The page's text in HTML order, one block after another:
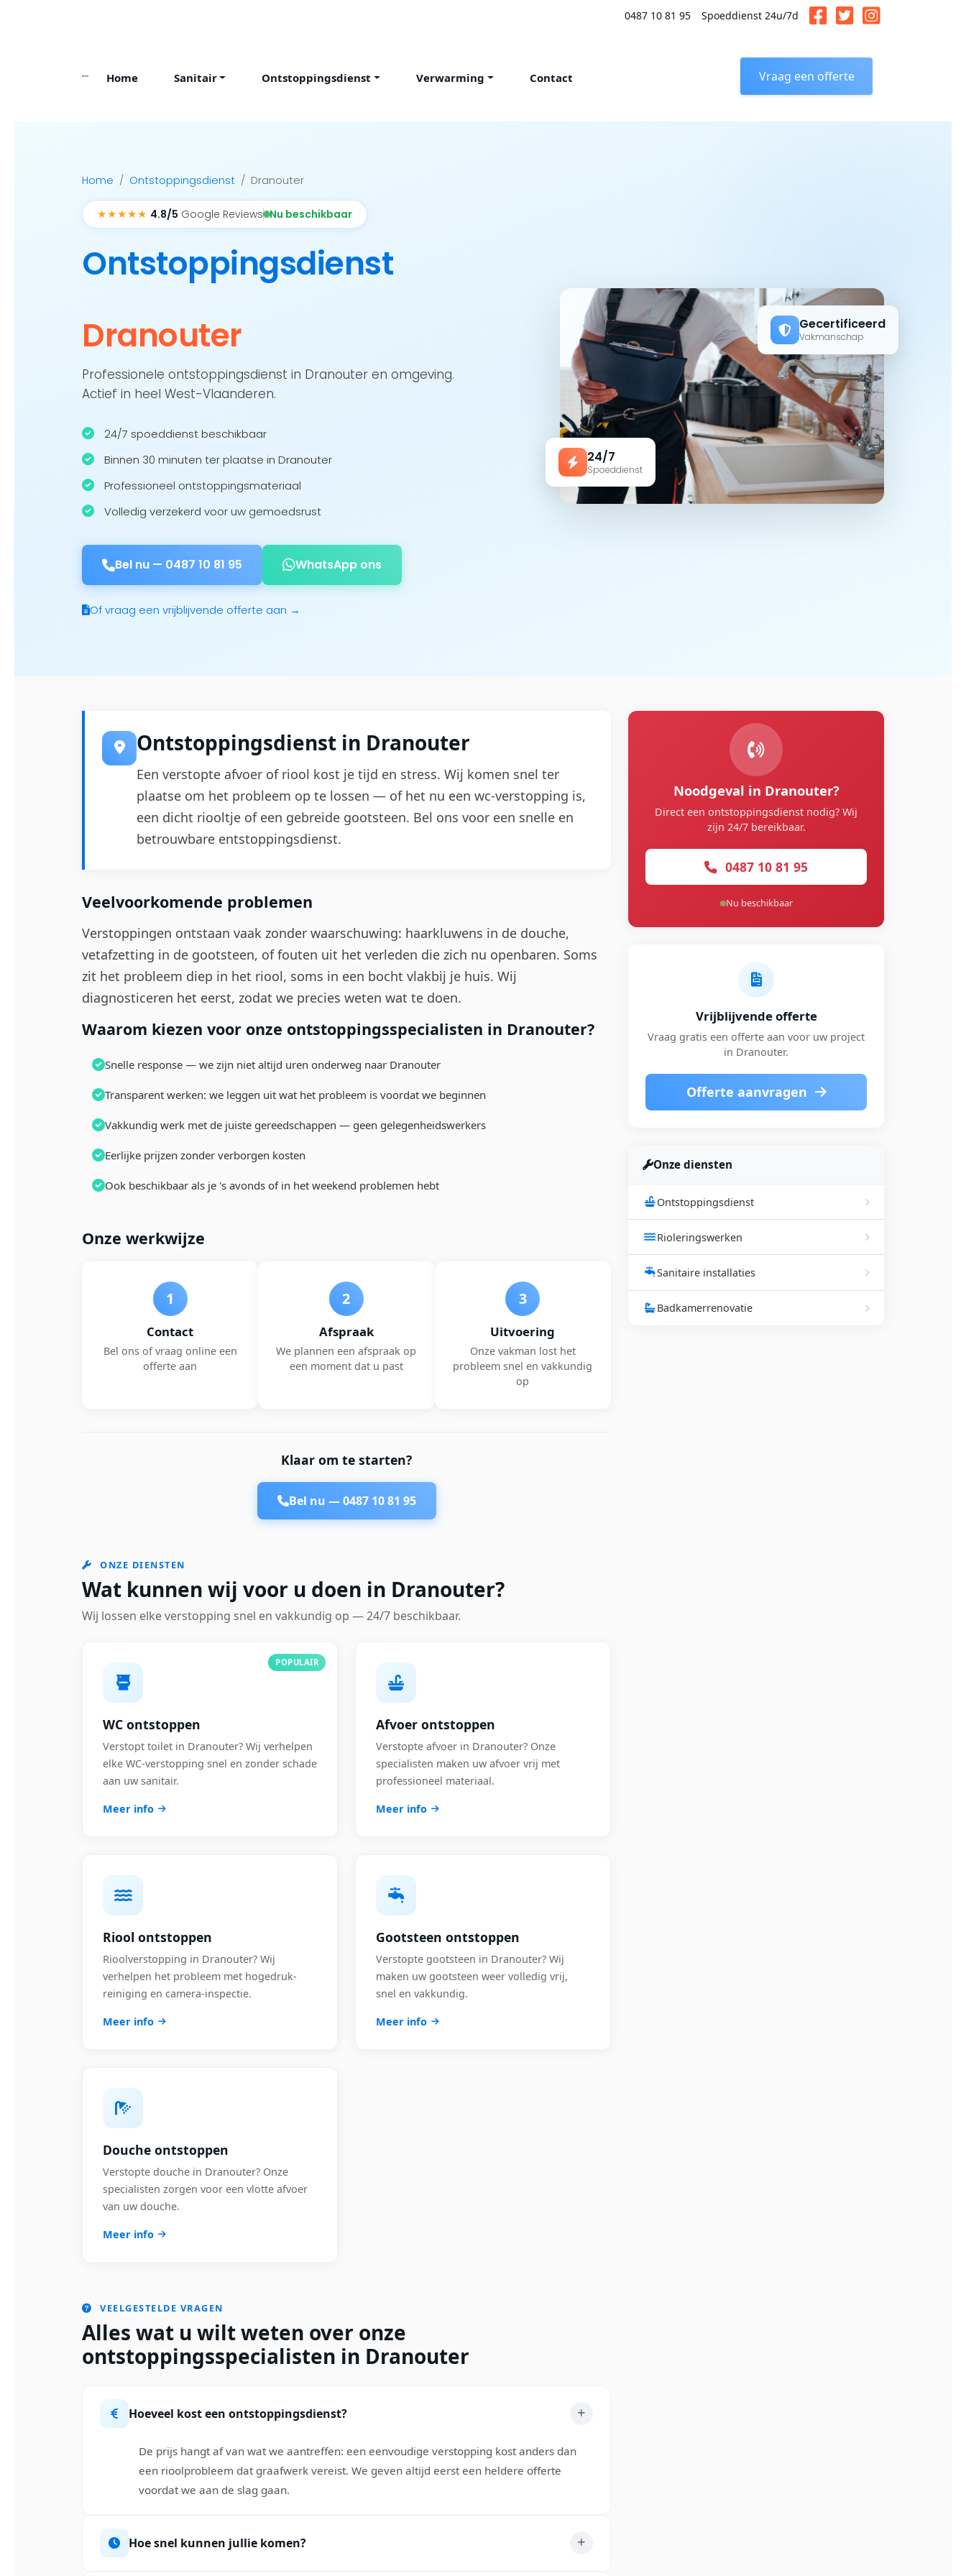
0487 10 81 95 Spoeddienst 24u/7d
Home Sanitair Ontstoppingsdienst Verwarming Contact Vraag een offerte
Home Ontstoppingsdienst Dranouter
★★★★★ 4.8/5 Google Reviews Nu beschikbaar
Ontstoppingsdienst
Dranouter
Professionele ontstoppingsdienst in Dranouter en omgeving.
Actief in heel West-Vlaanderen.
24/7 spoeddienst beschikbaar
Binnen 30 minuten ter plaatse in Dranouter
Professioneel ontstoppingsmateriaal
Volledig verzekerd voor uw gemoedsrust
Bel nu — 0487 10 81 95 WhatsApp ons
Of vraag een vrijblijvende offerte aan →
24/7
Spoeddienst
Gecertificeerd
Vakmanschap
Ontstoppingsdienst in Dranouter
Een verstopte afvoer of riool kost je tijd en stress. Wij komen snel ter
plaatse om het probleem op te lossen — of het nu een wc-verstopping is,
een dicht riooltje of een gebreide gootsteen. Bel ons voor een snelle en
betrouwbare entstoppingsdienst.
Veelvoorkomende problemen
Verstoppingen ontstaan vaak zonder waarschuwing: haarkluwens in de douche,
vetafzetting in de gootsteen, of fouten uit het verleden die zich nu openbaren. Soms
zit het probleem diep in het riool, soms in een bocht vlakbij je huis. Wij
diagnosticeren het eerst, zodat we precies weten wat te doen.
Waarom kiezen voor onze ontstoppingsspecialisten in Dranouter?
Snelle response — we zijn niet altijd uren onderweg naar Dranouter
Transparent werken: we leggen uit wat het probleem is voordat we beginnen
Vakkundig werk met de juiste gereedschappen — geen gelegenheidswerkers
Eerlijke prijzen zonder verborgen kosten
Ook beschikbaar als je 's avonds of in het weekend problemen hebt
Onze werkwijze
1
Contact
Bel ons of vraag online een
offerte aan
2
Afspraak
We plannen een afspraak op
een moment dat u past
3
Uitvoering
Onze vakman lost het
probleem snel en vakkundig
op
Klaar om te starten?
Bel nu —0487 10 81 95
ONZE DIENSTEN
Wat kunnen wij voor u doen in Dranouter?
Wij lossen elke verstopping snel en vakkundig op — 24/7 beschikbaar.
POPULAIR
WC ontstoppen
Verstopt toilet in Dranouter? Wij verhelpen
elke WC-verstopping snel en zonder schade
aan uw sanitair.
Meer info
Afvoer ontstoppen
Verstopte afvoer in Dranouter? Onze
specialisten maken uw afvoer vrij met
professioneel materiaal.
Meer info
Riool ontstoppen
Rioolverstopping in Dranouter? Wij
verhelpen het probleem met hogedruk-
reiniging en camera-inspectie.
Meer info
Gootsteen ontstoppen
Verstopte gootsteen in Dranouter? Wij
maken uw gootsteen weer volledig vrij,
snel en vakkundig.
Meer info
Douche ontstoppen
Verstopte douche in Dranouter? Onze
specialisten zorgen voor een vlotte afvoer
van uw douche.
Meer info
VEELGESTELDE VRAGEN
Alles wat u wilt weten over onze
ontstoppingsspecialisten in Dranouter
Hoeveel kost een ontstoppingsdienst?
De prijs hangt af van wat we aantreffen: een eenvoudige verstopping kost anders dan
een rioolprobleem dat graafwerk vereist. We geven altijd eerst een heldere offerte
voordat we aan de slag gaan.
Hoe snel kunnen jullie komen?
Noodgeval in Dranouter?
Direct een ontstoppingsdienst nodig? Wij
zijn 24/7 bereikbaar.
0487 10 81 95
Nu beschikbaar
Vrijblijvende offerte
Vraag gratis een offerte aan voor uw project
in Dranouter.
Offerte aanvragen
Onze diensten
Ontstoppingsdienst
Rioleringswerken
Sanitaire installaties
Badkamerrenovatie